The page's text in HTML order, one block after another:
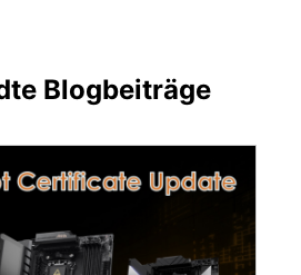
Blogbeiträge